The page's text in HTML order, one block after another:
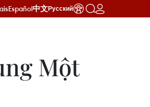
Español中文Русский
Một